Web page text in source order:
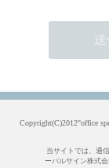
Copyright(C)2012"office
当サイトでは、通
ーバルサイン株式